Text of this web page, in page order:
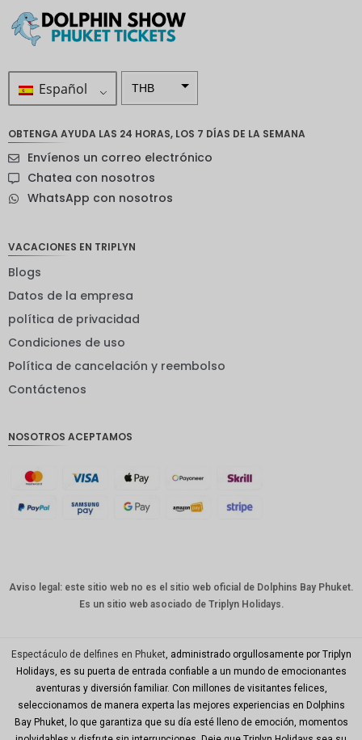
Español THB
sueca
neozelan
Corona
EUR
IDR
franco
suizo
CANALL
no
Won
Año
Nuevo
Día
Mundial
del Golfo
OBTENGA AYUDA LAS 24 HORAS, LOS 7 DÍAS DE LA SEMANA
Envíenos un correo electrónico
Chatea con nosotros
WhatsApp con nosotros
VACACIONES EN TRIPLYN
Blogs
Datos de la empresa
política de privacidad
Condiciones de uso
Política de cancelación y reembolso
Contáctenos
NOSOTROS ACEPTAMOS
Aviso legal: este sitio web no es el sitio web oficial de Dolphins Bay Phuket.
Es un sitio web asociado de Triplyn Holidays.
Espectáculo de delfines en Phuket , administrado orgullosamente por Triplyn
Holidays, es su puerta de entrada confiable a un mundo de emocionantes
aventuras y diversión familiar. Con millones de visitantes felices,
seleccionamos de manera experta las mejores experiencias en Dolphins
Bay Phuket, lo que garantiza que su día esté lleno de emoción, momentos